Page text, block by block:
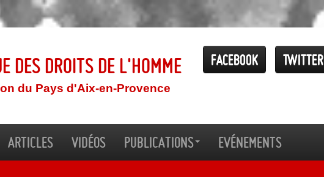
Twitter
Facebook
des droits de l'Homme
du Pays d'Aix-en-Provence
Articles Vidéos Publications Evénements